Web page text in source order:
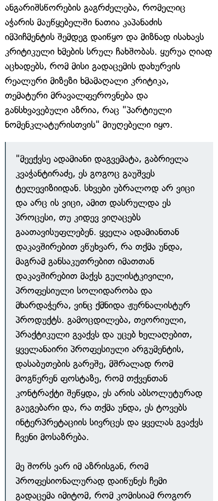
ანგარიშსწორების გაგრძელება, რომელიც
აჭარის მაუწყებელში ნათია კაპანაძის
იმპიჩმენტის შემდეგ დაიწყო და მიზნად ისახავს
კრიტიკული ხმების სრულ ჩახშობას. ყურუა ღიად
აცხადებს, რომ მისი გადაცემის დახურვის
რეალური მიზეზი ხმამაღალი კრიტიკა,
თემატური მრავალფეროვნება და
განსხვავებული აზრია, რაც "პარტიული
ნომენკლატურისთვის" მიუღებელი იყო.
"მეექვსე ადამიანი დაგვემატა, გაბრიელა
კვაჭანტირაძე, ეს გოგოც გაუშვეს
ტელევიზიიდან. სხვები უბრალოდ არ ვიცი
და არც ის ვიცი, ამით დასრულდა ეს
პროცესი, თუ კიდევ ვიღაცებს
გაათავისუფლებენ. ყველა ადამიანთან
დაკავშირებით ვწუხვარ, რა თქმა უნდა,
მაგრამ განსაკუთრებით იმათთან
დაკავშირებით მაქვს გულისტკივილი,
პროფესიული სოლიდარობა და
მხარდაჭერა, ვინც ქმნიდა ჟურნალისტურ
პროდუქტს. გამოცდილება, თეორიული,
პრაქტიკული გვაქვს და უცებ ხელაღებით,
ყველანაირი პროფესიული არგუმენტის,
დასაბუთების გარეშე, მშრალად რომ
მოგწერენ ფოსტაზე, რომ თქვენთან
კონტრაქტი შეწყდა, ეს არის აბსოლუტურად
გაუგებარი და, რა თქმა უნდა, ეს ტოვებს
ინტერპრეტაციის სივრცეს და ყველას გვაქვს
ჩვენი მოსაზრება.
მე შორს ვარ იმ აზრისგან, რომ
პროფესიონალურად დაიწუნეს ჩემი
გადაცემა იმიტომ, რომ კომისიამ როგორ